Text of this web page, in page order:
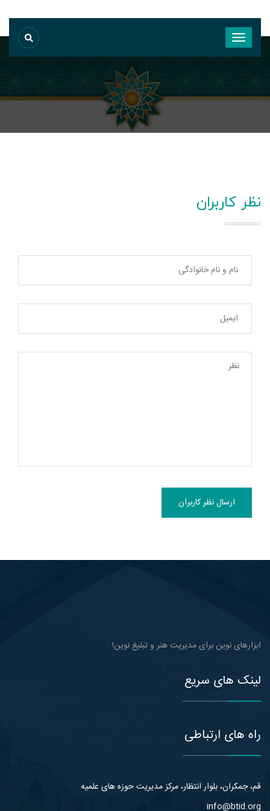
نظر کاربران
ارسال نظر کاربران
ابزارهای نوین برای مدیریت هنر و تبلیغ نوین!
لینک های سریع
راه های ارتباطی
قم، جمکران، بلوار انتظار، مرکز مدیریت حوزه های علمیه
info@btid.org